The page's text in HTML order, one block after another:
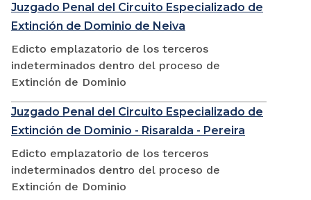
Juzgado Penal del Circuito Especializado de
Extinción de Dominio de Neiva
Edicto emplazatorio de los terceros
indeterminados dentro del proceso de
Extinción de Dominio
Juzgado Penal del Circuito Especializado de
Extinción de Dominio - Risaralda - Pereira
Edicto emplazatorio de los terceros
indeterminados dentro del proceso de
Extinción de Dominio